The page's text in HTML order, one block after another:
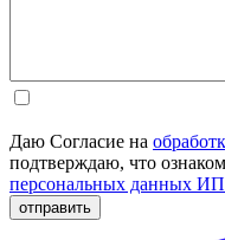
Даю Согласие на
подтверждаю, что
персональных данных
отправить